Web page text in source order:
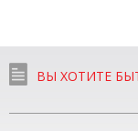
ВЫ ХОТИТЕ